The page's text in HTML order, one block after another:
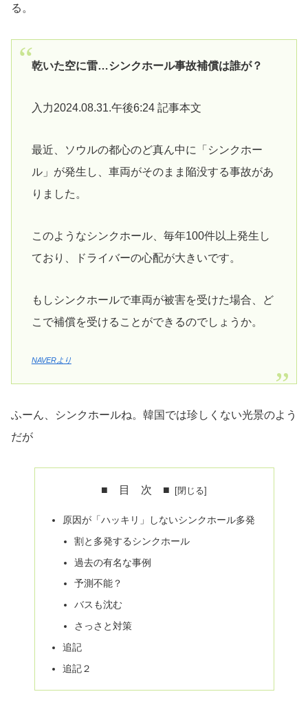
る。
乾いた空に雷…シンクホール事故補償は誰が？
入力2024.08.31.午後6:24 記事本文
最近、ソウルの都心のど真ん中に「シンクホー
ル」が発生し、車両がそのまま陥没する事故があ
りました。
このようなシンクホール、毎年100件以上発生し
ており、ドライバーの心配が大きいです。
もしシンクホールで車両が被害を受けた場合、ど
こで補償を受けることができるのでしょうか。
NAVERより
ふーん、シンクホールね。韓国では珍しくない光景のよう
だが
■ 目 次 ■
原因が「ハッキリ」しないシンクホール多発
割と多発するシンクホール
過去の有名な事例
予測不能？
バスも沈む
さっさと対策
追記
追記２